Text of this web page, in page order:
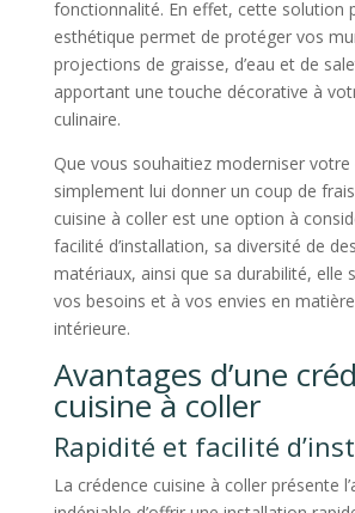
fonctionnalité. En effet, cette solution
esthétique permet de protéger vos
projections de graisse, d’eau et de
apportant une touche décorative à
culinaire.
Que vous souhaitiez moderniser votre
simplement lui donner un coup de
cuisine à coller est une option à
facilité d’installation, sa diversité de
matériaux, ainsi que sa durabilité, elle
vos besoins et à vos envies en
intérieure.
Avantages d’une
cuisine à coller
Rapidité et facilité
La crédence cuisine à coller présente